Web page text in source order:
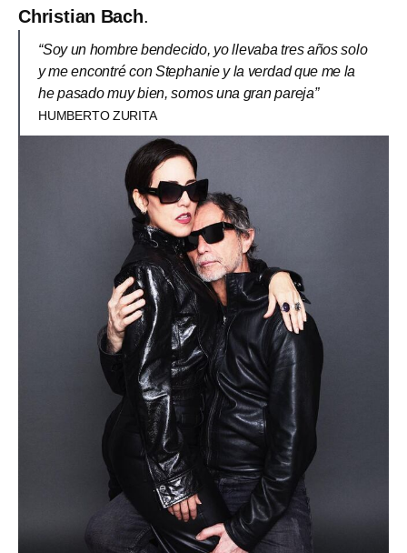
Christian Bach.
“Soy un hombre bendecido, yo llevaba tres años solo
y me encontré con Stephanie y la verdad que me la
he pasado muy bien, somos una gran pareja”
HUMBERTO ZURITA